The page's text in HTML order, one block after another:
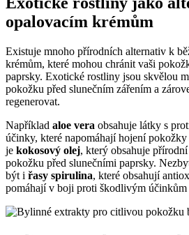
opalovacím krémům
Existuje mnoho přírodních alternativ k
krémům, které mohou chránit vaši
paprsky. Exotické rostliny jsou skvělou
pokožku před slunečním zářením a
regenerovat.
Například aloe vera obsahuje látky s
účinky, které napomáhají hojení
je kokosový olej, který obsahuje
pokožku před slunečními paprsky.
být i řasy spirulina, které obsahují
pomáhají v boji proti škodlivým